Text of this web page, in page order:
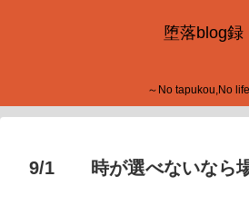
堕落blog録
～No tapukou,No
9/1 時が選べないなら